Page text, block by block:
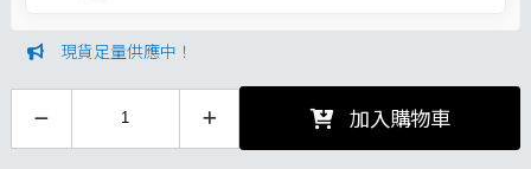
現貨足量供應中！
加入購物車